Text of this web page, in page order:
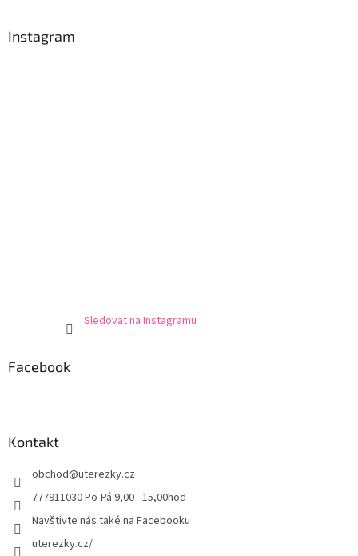
Instagram
Sledovat na Instagramu
Facebook
Kontakt
obchod@uterezky.cz
777911030 Po-Pá 9,00 - 15,00hod
Navštivte nás také na Facebooku
uterezky.cz/